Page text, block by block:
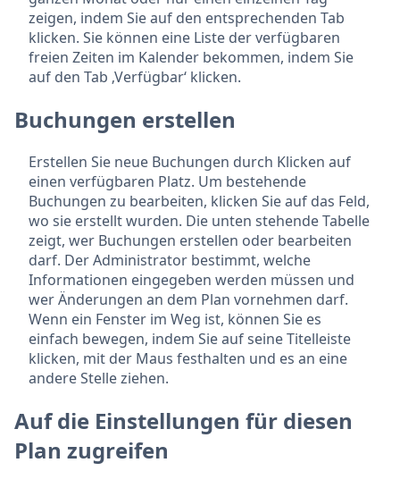
zeigen, indem Sie auf den entsprechenden Tab
klicken. Sie können eine Liste der verfügbaren
freien Zeiten im Kalender bekommen, indem Sie
auf den Tab ‚Verfügbar‘ klicken.
Buchungen erstellen
Erstellen Sie neue Buchungen durch Klicken auf
einen verfügbaren Platz. Um bestehende
Buchungen zu bearbeiten, klicken Sie auf das Feld,
wo sie erstellt wurden. Die unten stehende Tabelle
zeigt, wer Buchungen erstellen oder bearbeiten
darf. Der Administrator bestimmt, welche
Informationen eingegeben werden müssen und
wer Änderungen an dem Plan vornehmen darf.
Wenn ein Fenster im Weg ist, können Sie es
einfach bewegen, indem Sie auf seine Titelleiste
klicken, mit der Maus festhalten und es an eine
andere Stelle ziehen.
Auf die Einstellungen für diesen
Plan zugreifen